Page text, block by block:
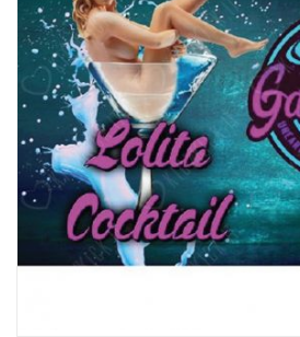
BATTERIE APPARECCHI ACUSTICI
BATTERIE
PRODOTTI MONOUSO E TNT
FORNITURE ESTETICA
SEXY SHOP
CASA E CUCINA